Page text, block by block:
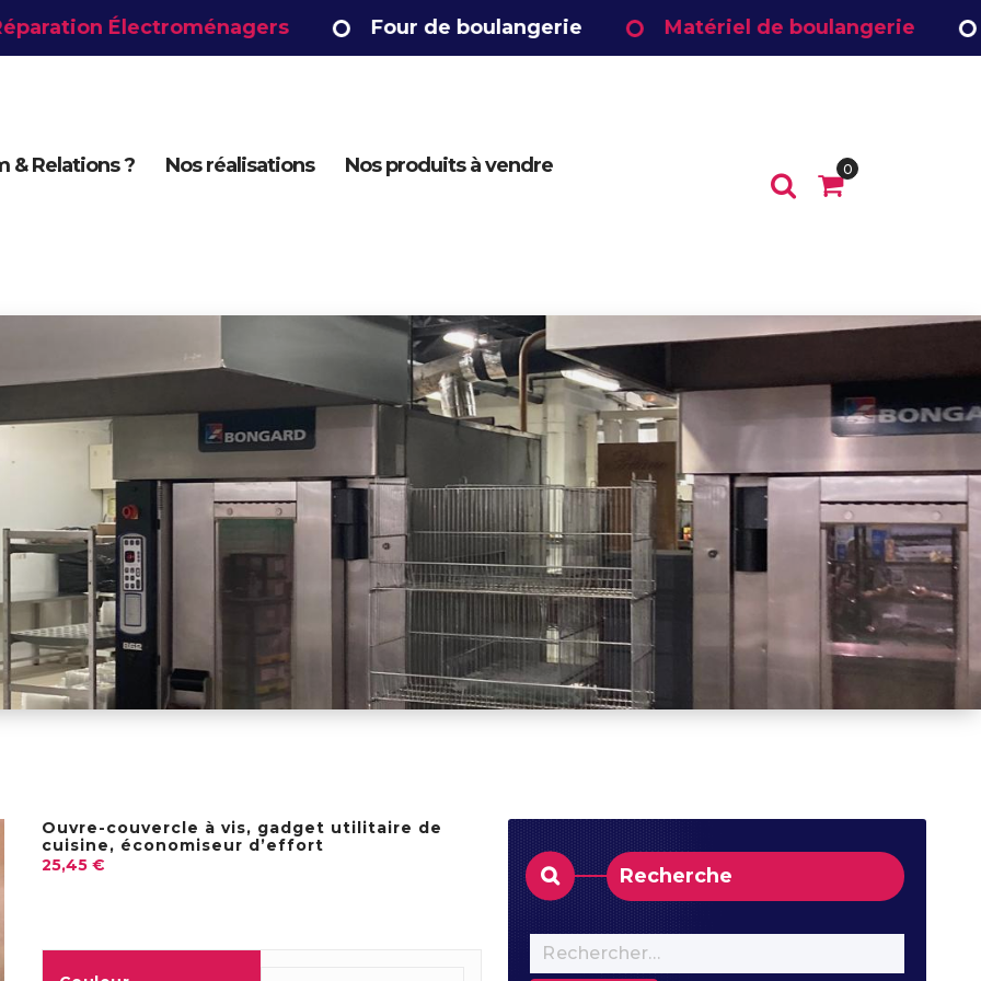
Four de boulangerie Matériel de boulangerie
& Relations ? Nos réalisations
Nos produits à vendre
0
Ouvre-couvercle à vis, gadget utilitaire de
cuisine, économiseur d’effort
25,45 € Recherche
Rechercher :